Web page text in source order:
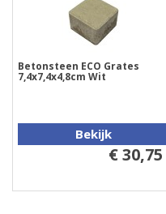
Betonsteen ECO Grates
7,4x7,4x4,8cm Wit
Bekijk
€ 30,75